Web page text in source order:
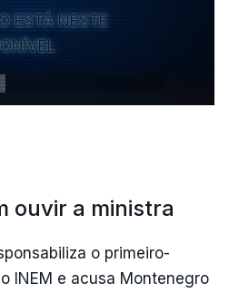
ESTÁ NESTE
ouvir a ministra
o primeiro-
INEM e acusa Montenegro